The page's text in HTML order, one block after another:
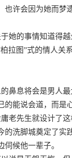
也许会因为她而
的事情知道得越
拉图”式的情人
息将会是男人
的能说会道，而是
先生就设计了
的洗脚城奠定了
候他一辈子。